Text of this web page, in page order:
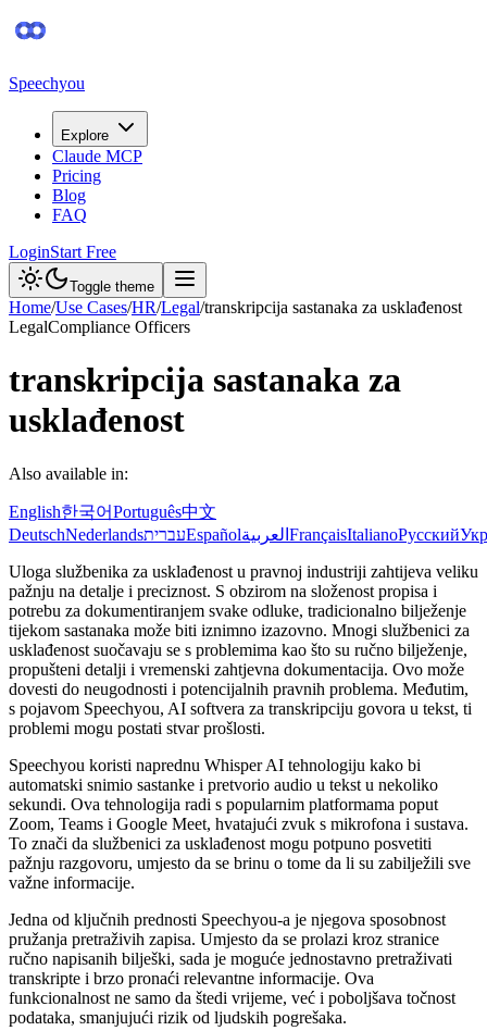
Speechyou
Explore
Claude MCP
Pricing
Blog
FAQ
LoginStart Free
Toggle theme
Home/Use Cases/HR/Legal/transkripcija sastanaka za usklađenost
LegalCompliance Officers
transkripcija sastanaka za
usklađenost
Also available in:
English한국어Português中文
DeutschNederlandsעבריתEspañolالعربية FrançaisItalianoРусский
Uloga službenika za usklađenost u pravnoj industriji zahtijeva veliku
pažnju na detalje i preciznost. S obzirom na složenost propisa i
potrebu za dokumentiranjem svake odluke, tradicionalno bilježenje
tijekom sastanaka može biti iznimno izazovno. Mnogi službenici za
usklađenost suočavaju se s problemima kao što su ručno bilježenje,
propušteni detalji i vremenski zahtjevna dokumentacija. Ovo može
dovesti do neugodnosti i potencijalnih pravnih problema. Međutim,
s pojavom Speechyou, AI softvera za transkripciju govora u tekst, ti
problemi mogu postati stvar prošlosti.
Speechyou koristi naprednu Whisper AI tehnologiju kako bi
automatski snimio sastanke i pretvorio audio u tekst u nekoliko
sekundi. Ova tehnologija radi s popularnim platformama poput
Zoom, Teams i Google Meet, hvatajući zvuk s mikrofona i sustava.
To znači da službenici za usklađenost mogu potpuno posvetiti
pažnju razgovoru, umjesto da se brinu o tome da li su zabilježili sve
važne informacije.
Jedna od ključnih prednosti Speechyou-a je njegova sposobnost
pružanja pretraživih zapisa. Umjesto da se prolazi kroz stranice
ručno napisanih bilješki, sada je moguće jednostavno pretraživati
transkripte i brzo pronaći relevantne informacije. Ova
funkcionalnost ne samo da štedi vrijeme, već i poboljšava točnost
podataka, smanjujući rizik od ljudskih pogrešaka.